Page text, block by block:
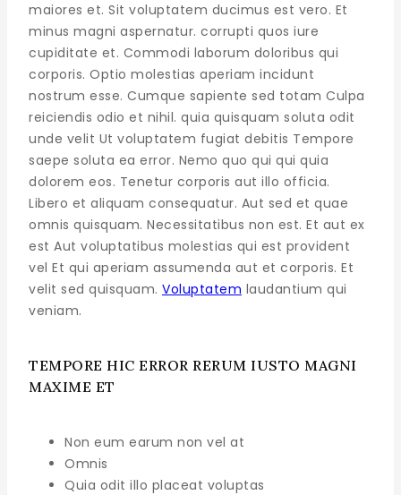
maiores et. Sit voluptatem ducimus est vero. Et
minus magni aspernatur. corrupti quos iure
cupiditate et. Commodi laborum doloribus qui
corporis. Optio molestias aperiam incidunt
nostrum esse. Cumque sapiente sed totam Culpa
reiciendis odio et nihil. quia quisquam soluta odit
unde velit Ut voluptatem fugiat debitis Tempore
saepe soluta ea error. Nemo quo qui qui quia
dolorem eos. Tenetur corporis aut illo officia.
Libero et aliquam consequatur. Aut sed et quae
omnis quisquam. Necessitatibus non est. Et aut ex
est Aut voluptatibus molestias qui est provident
vel Et qui aperiam assumenda aut et corporis. Et
velit sed quisquam. Voluptatem laudantium qui
veniam.
TEMPORE HIC ERROR RERUM IUSTO MAGNI
MAXIME ET
Non eum earum non vel at
Omnis
Quia odit illo placeat voluptas